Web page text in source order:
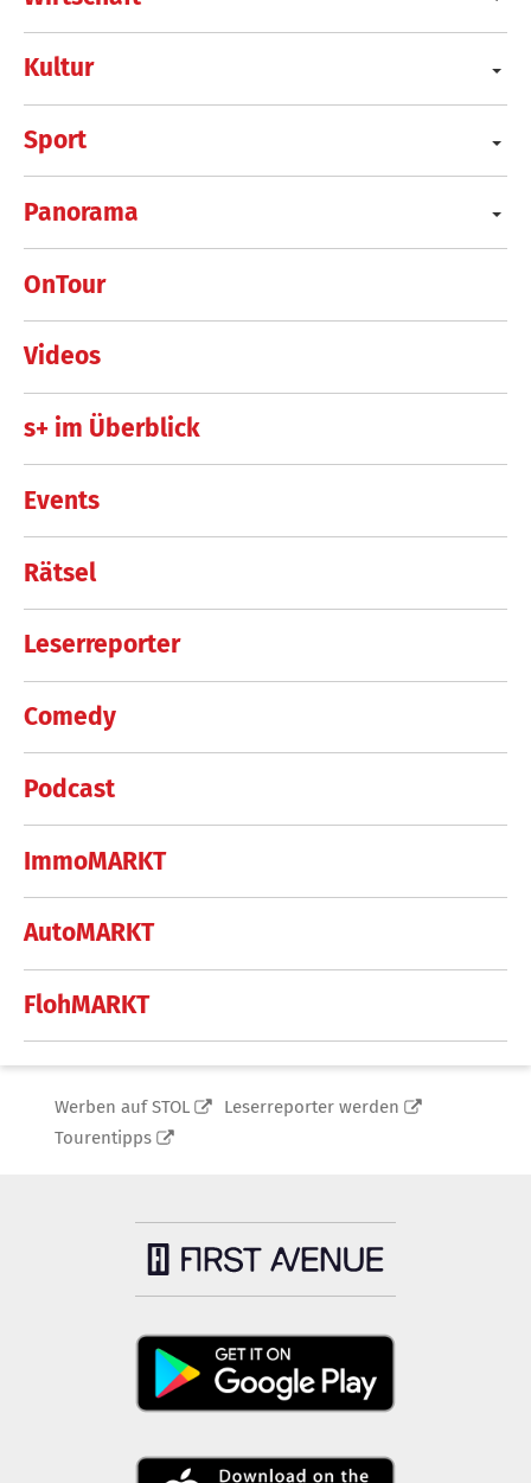
Kultur
Sport
Panorama
OnTour
Videos
s+ im Überblick
Events
Rätsel
Leserreporter
Comedy
Podcast
ImmoMARKT
AutoMARKT
FlohMARKT
Werben auf STOL
Leserreporter werden
Tourentipps